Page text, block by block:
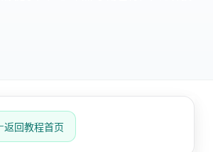
返回教程首页